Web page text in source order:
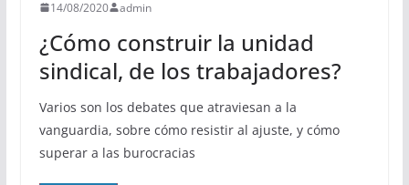
14/08/2020 admin
¿Cómo construir la unidad
sindical, de los trabajadores?
Varios son los debates que atraviesan a la
vanguardia, sobre cómo resistir al ajuste, y cómo
superar a las burocracias